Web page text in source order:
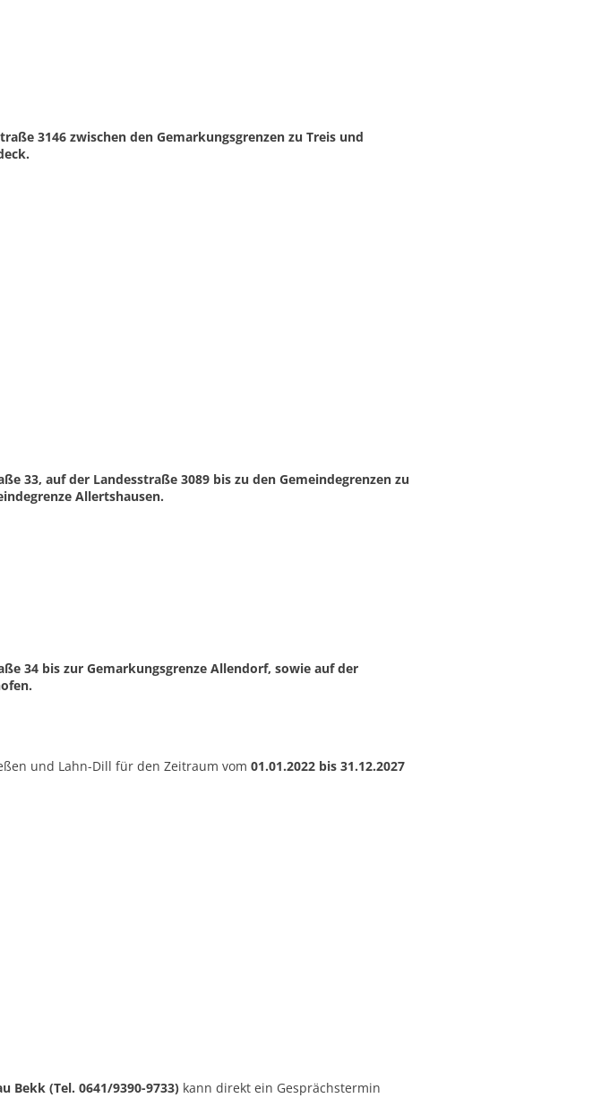
3146 zwischen den Gemarkungsgrenzen zu Treis und
33, auf der Landesstraße 3089 bis zu den Gemeindegrenzen zu
Allertshausen.
34 bis zur Gemarkungsgrenze Allendorf, sowie auf der
und Lahn-Dill für den Zeitraum vom 01.01.2022 bis 31.12.2027
Bekk (Tel. 0641/9390-9733) kann direkt ein Gesprächstermin